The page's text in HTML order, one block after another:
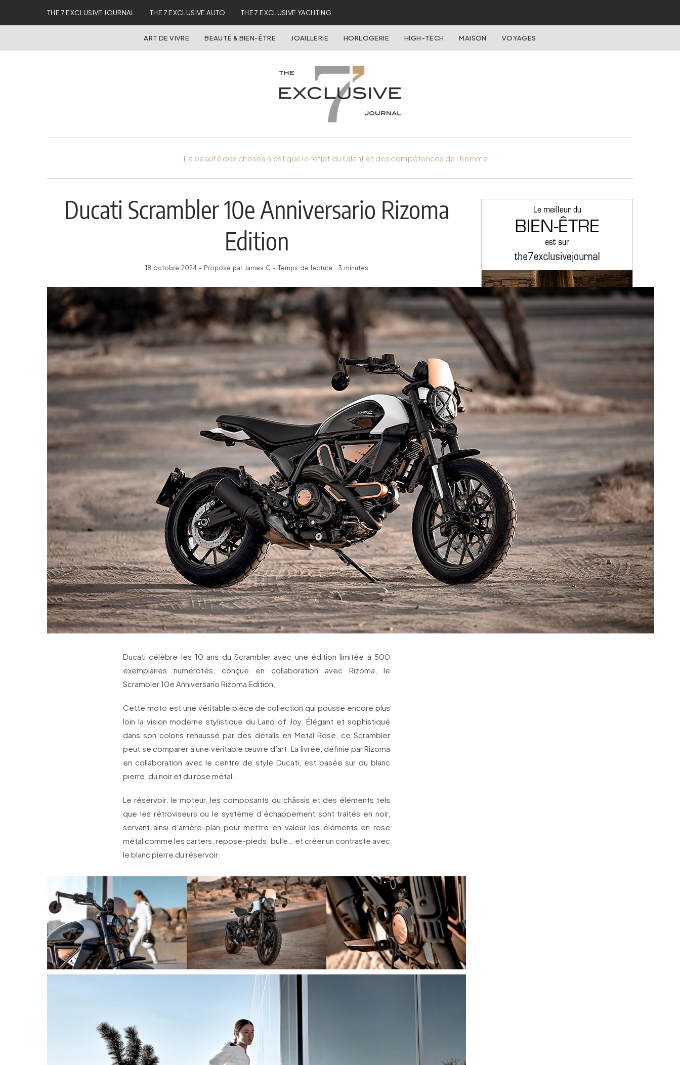
THE 7 EXCLUSIVE JOURNAL THE 7 EXCLUSIVE AUTO THE 7 EXCLUSIVE YACHTING
ART DE VIVRE BEAUTÉ & BIEN-ÊTRE JOAILLERIE HORLOGERIE HIGH-TECH MAISON VOYAGES
La beauté des choses n'est que le reflet du talent et des compétences de l'homme...
Ducati Scrambler 10e Anniversario Rizoma
Edition
18 octobre 2024 - Proposé par James C - Temps de lecture : 3 minutes
Ducati célèbre les 10 ans du Scrambler avec une édition limitée à 500
exemplaires numérotés, conçue en collaboration avec Rizoma, le
Scrambler 10e Anniversario Rizoma Edition.
Cette moto est une véritable pièce de collection qui pousse encore plus
loin la vision moderne stylistique du Land of Joy. Élégant et sophistiqué
dans son coloris rehaussé par des détails en Metal Rose, ce Scrambler
peut se comparer à une véritable œuvre d’art. La livrée, définie par Rizoma
en collaboration avec le centre de style Ducati, est basée sur du blanc
pierre, du noir et du rose métal.
Le réservoir, le moteur, les composants du châssis et des éléments tels
que les rétroviseurs ou le système d’échappement sont traités en noir,
servant ainsi d’arrière-plan pour mettre en valeur les éléments en rose
métal comme les carters, repose-pieds, bulle… et créer un contraste avec
le blanc pierre du réservoir.